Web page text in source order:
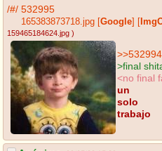
/#/ 532995
165383873718.jpg Google
159465184624.jpg )
>>532994
>final
<no final
un
solo
trabajo